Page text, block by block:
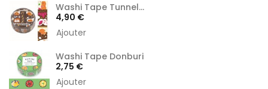
Washi Tape Tunnel...
Prix
4,90 €
Ajouter
Washi Tape Donburi
Prix
2,75 €
Ajouter